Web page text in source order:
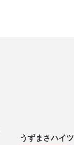
うずまさハイツ